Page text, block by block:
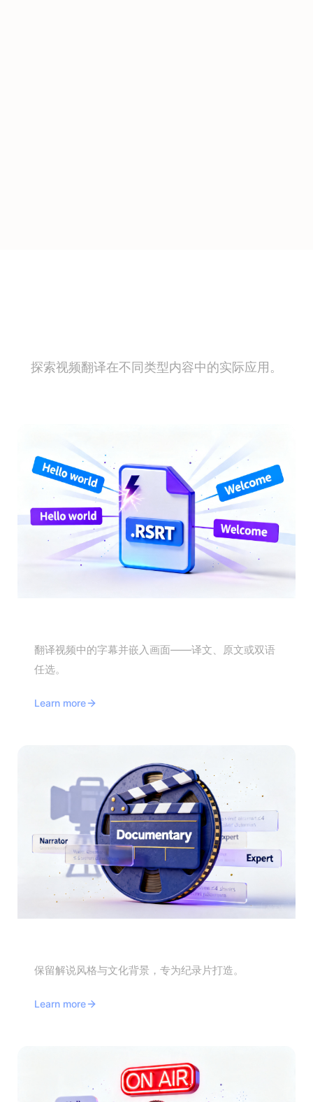
探索视频翻译在不同类型内容中的实际应用。
翻译视频中的字幕并嵌入画面——译文、原文或双语
任选。
Learn more
保留解说风格与文化背景，专为纪录片打造。
Learn more